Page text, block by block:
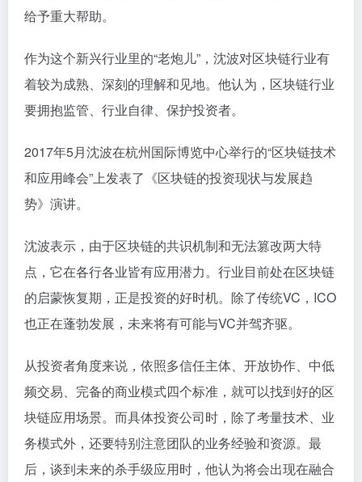
给予重大帮助。
作为这个新兴行业里的“老炮儿”，沈波对区块链行业有
着较为成熟、深刻的理解和见地。他认为，区块链行业
要拥抱监管、行业自律、保护投资者。
2017年5月沈波在杭州国际博览中心举行的“区块链技术
和应用峰会”上发表了《区块链的投资现状与发展趋
势》演讲。
沈波表示，由于区块链的共识机制和无法篡改两大特
点，它在各行各业皆有应用潜力。行业目前处在区块链
的启蒙恢复期，正是投资的好时机。除了传统VC，ICO
也正在蓬勃发展，未来将有可能与VC并驾齐驱。
从投资者角度来说，依照多信任主体、开放协作、中低
频交易、完备的商业模式四个标准，就可以找到好的区
块链应用场景。而具体投资公司时，除了考量技术、业
务模式外，还要特别注意团队的业务经验和资源。最
后，谈到未来的杀手级应用时，他认为将会出现在融合